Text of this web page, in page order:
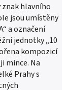
hlavního
jsou umístěny
a označení
jednotky „10
kompozicí
mince. Na
Prahy s